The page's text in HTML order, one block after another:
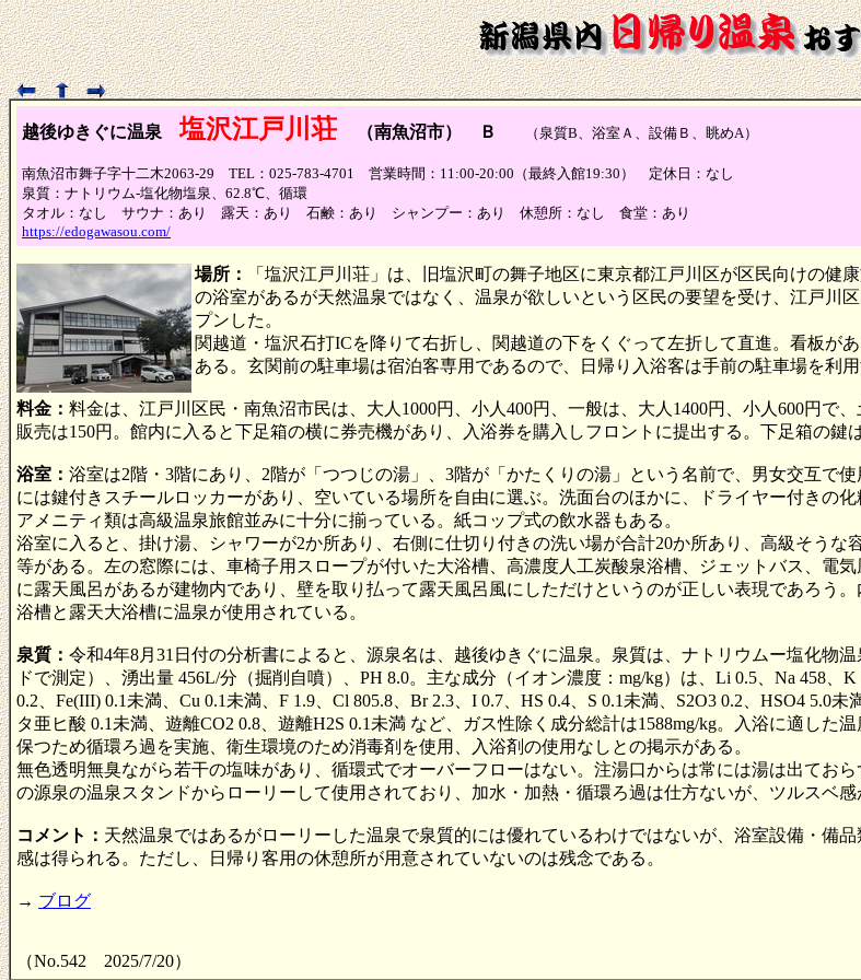
越後ゆきぐに温泉塩沢江戸川荘 （南魚沼市） Ｂ （泉質B、浴室Ａ、設備Ｂ、眺めA）
南魚沼市舞子字十二木2063-29 TEL：025-783-4701 営業時間：11:00-20:00（最終入館19:30） 定休日：なし
泉質：ナトリウム-塩化物塩泉、62.8℃、循環
タオル：なし サウナ：あり 露天：あり 石鹸：あり シャンプー：あり 休憩所：なし 食堂：あり
https://edogawasou.com/
場所：
「塩沢江戸川荘」は、旧塩沢町の舞子地区に東京都江戸川区が区民向けの健
の浴室があるが天然温泉ではなく、温泉が欲しいという区民の要望を受け、江戸川
プンした。
関越道・塩沢石打ICを降りて右折し、関越道の下をくぐって左折して直進。看板が
ある。玄関前の駐車場は宿泊客専用であるので、日帰り入浴客は手前の駐車場を利
料金： 料金は、江戸川区民・南魚沼市民は、大人1000円、小人400円、一般は、大人1400円、小人600円で
販売は150円。館内に入ると下足箱の横に券売機があり、入浴券を購入しフロントに提出する。下足箱の鍵
浴室： 浴室は2階・3階にあり、2階が「つつじの湯」、3階が「かたくりの湯」という名前で、男女交互で
には鍵付きスチールロッカーがあり、空いている場所を自由に選ぶ。洗面台のほかに、ドライヤー付きの
アメニティ類は高級温泉旅館並みに十分に揃っている。紙コップ式の飲水器もある。
浴室に入ると、掛け湯、シャワーが2か所あり、右側に仕切り付きの洗い場が合計20か所あり、高級そう
等がある。左の窓際には、車椅子用スロープが付いた大浴槽、高濃度人工炭酸泉浴槽、ジェットバス、電
に露天風呂があるが建物内であり、壁を取り払って露天風呂風にしただけというのが正しい表現であろう
浴槽と露天大浴槽に温泉が使用されている。
泉質： 令和4年8月31日付の分析書によると、源泉名は、越後ゆきぐに温泉。泉質は、ナトリウムー塩化
ドで測定）、湧出量 456L/分（掘削自噴）、PH 8.0。主な成分（イオン濃度：mg/kg）は、Li 0.5、Na 458、
0.2、Fe(III) 0.1未満、Cu 0.1未満、F 1.9、Cl 805.8、Br 2.3、I 0.7、HS 0.4、S 0.1未満、S2O3 0.2、HSO4 5.0
タ亜ヒ酸 0.1未満、遊離CO2 0.8、遊離H2S 0.1未満 など、ガス性除く成分総計は1588mg/kg。入浴に適し
保つため循環ろ過を実施、衛生環境のため消毒剤を使用、入浴剤の使用なしとの掲示がある。
無色透明無臭ながら若干の塩味があり、循環式でオーバーフローはない。注湯口からは常には湯は出てお
の源泉の温泉スタンドからローリーして使用されており、加水・加熱・循環ろ過は仕方ないが、ツルスベ
コメント： 天然温泉ではあるがローリーした温泉で泉質的には優れているわけではないが、浴室設備・備
感は得られる。ただし、日帰り客用の休憩所が用意されていないのは残念である。
→ ブログ
（No.542 2025/7/20）